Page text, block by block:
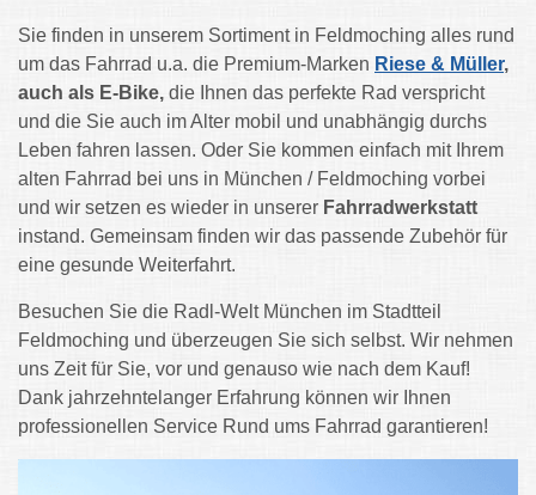
Sie finden in unserem Sortiment in Feldmoching alles rund
um das Fahrrad u.a. die Premium-Marken Riese & Müller,
auch als E-Bike, die Ihnen das perfekte Rad verspricht
und die Sie auch im Alter mobil und unabhängig durchs
Leben fahren lassen. Oder Sie kommen einfach mit Ihrem
alten Fahrrad bei uns in München / Feldmoching vorbei
und wir setzen es wieder in unserer Fahrradwerkstatt
instand. Gemeinsam finden wir das passende Zubehör für
eine gesunde Weiterfahrt.
Besuchen Sie die Radl-Welt München im Stadtteil
Feldmoching und überzeugen Sie sich selbst. Wir nehmen
uns Zeit für Sie, vor und genauso wie nach dem Kauf!
Dank jahrzehntelanger Erfahrung können wir Ihnen
professionellen Service Rund ums Fahrrad garantieren!